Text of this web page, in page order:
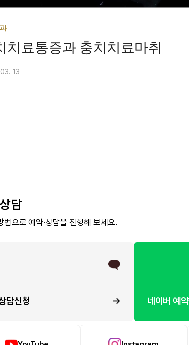
치료통증과 충치치료마취
13
담
법으로 예약·상담을 진행해 보세요.
담신청 네이버 예약